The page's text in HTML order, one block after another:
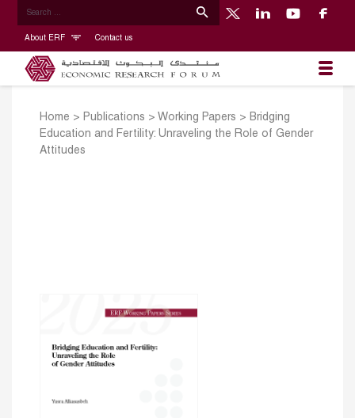
About ERF Contact us
Home > Publications > Working Papers > Bridging
Education and Fertility: Unraveling the Role of Gender
Attitudes